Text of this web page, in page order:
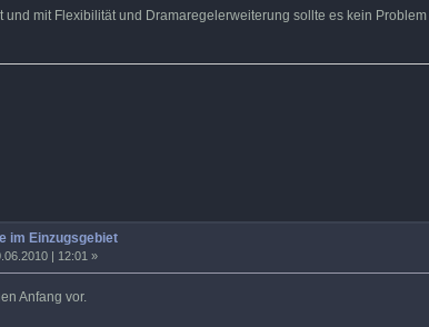
und mit Flexibilität und Dramaregelerweiterung sollte es kein
im Einzugsgebiet
| 12:01 »
Anfang vor.